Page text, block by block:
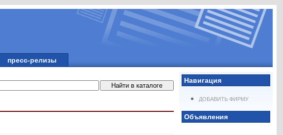
пресс-релизы
Навигация
ДОБАВИТЬ ФИРМУ
Объявления